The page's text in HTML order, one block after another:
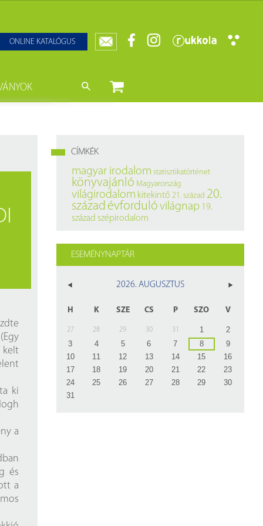
ONLINE KATALÓGUS
ki
a
és
a
CÍMKÉK
magyar irodalom statisztikatörténet
könyvajánló Magyarország
világirodalom kitekintő 21. század 20.
század évforduló világnap 19.
század szépirodalom
ESEMÉNYNAPTÁR
2026. AUGUSZTUS
H K SZE CS P SZO V
27 28 29 30 31 1
2
3
4 5 6 7 8
9
10
11 12 13 14 15
16
17
18 19 20 21 22
23
24
25 26 27 28 29
30
31